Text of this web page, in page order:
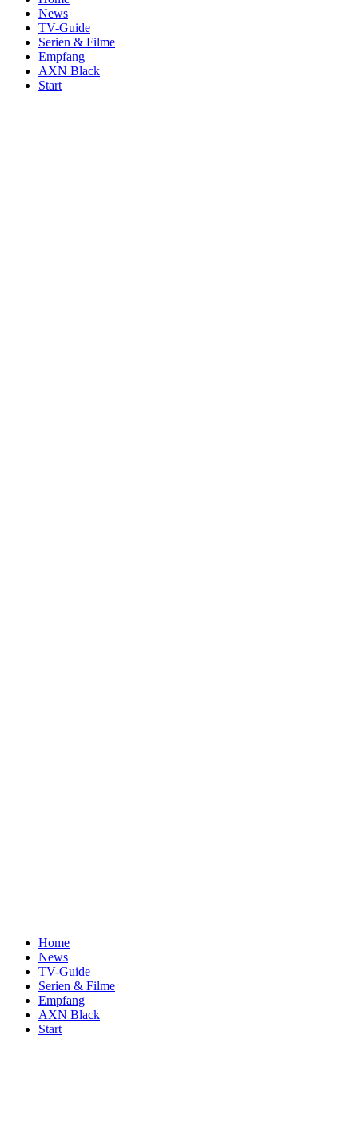
News
TV-Guide
Serien & Filme
Empfang
AXN Black
Start
Home
News
TV-Guide
Serien & Filme
Empfang
AXN Black
Start